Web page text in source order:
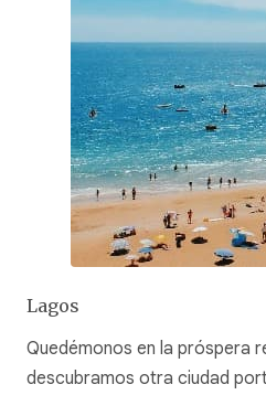
Lagos
Quedémonos en la próspera
descubramos otra ciudad